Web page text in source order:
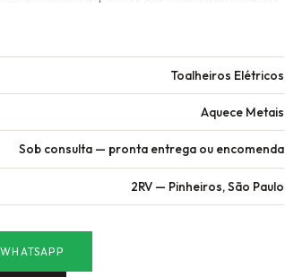
Toalheiros Elétricos
Aquece Metais
Sob consulta — pronta entrega ou encomenda
2RV — Pinheiros, São Paulo